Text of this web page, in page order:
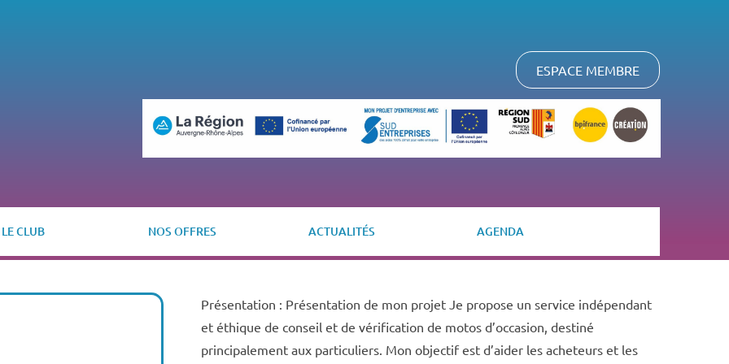
ESPACE MEMBRE
LE CLUB NOS OFFRES ACTUALITÉS AGENDA
Présentation : Présentation de mon projet Je propose un service indépendant
et éthique de conseil et de vérification de motos d’occasion, destiné
principalement aux particuliers. Mon objectif est d’aider les acheteurs et les